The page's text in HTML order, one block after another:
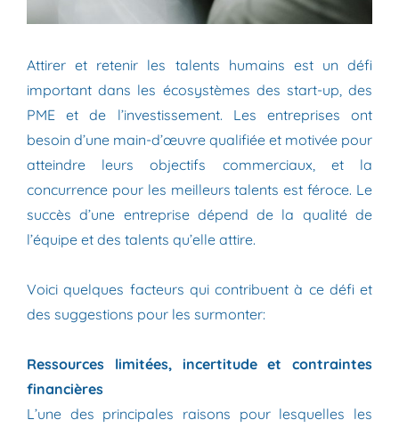
Attirer et retenir les talents humains est un défi
important dans les écosystèmes des start-up, des
PME et de l’investissement. Les entreprises ont
besoin d’une main-d’œuvre qualifiée et motivée pour
atteindre leurs objectifs commerciaux, et la
concurrence pour les meilleurs talents est féroce. Le
succès d’une entreprise dépend de la qualité de
l’équipe et des talents qu’elle attire.
Voici quelques facteurs qui contribuent à ce défi et
des suggestions pour les surmonter:
Ressources limitées, incertitude et contraintes
financières
L’une des principales raisons pour lesquelles les